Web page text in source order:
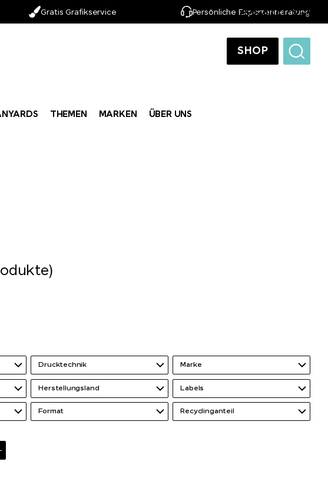
Gratis Grafikservice Persönliche Expertenberatung
DE
SHOP
THEMEN MARKEN ÜBER UNS
Drucktechnik Marke
Herstellungsland Labels
Format Recyclinganteil